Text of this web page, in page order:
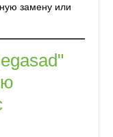
замену или